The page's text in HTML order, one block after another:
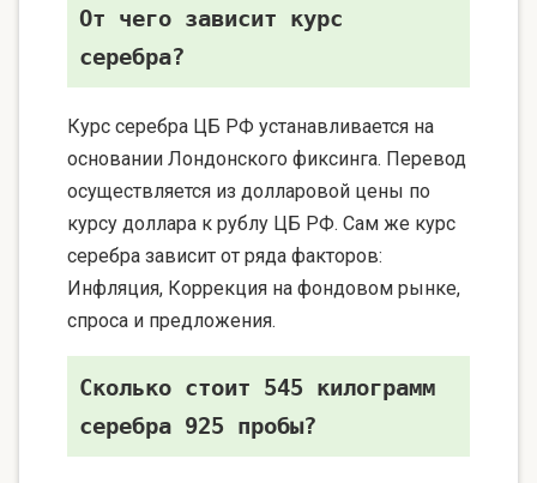
От чего зависит курс
серебра?
Курс серебра ЦБ РФ устанавливается на
основании Лондонского фиксинга. Перевод
осуществляется из долларовой цены по
курсу доллара к рублу ЦБ РФ. Сам же курс
серебра зависит от ряда факторов:
Инфляция, Коррекция на фондовом рынке,
спроса и предложения.
Сколько стоит 545 килограмм
серебра 925 пробы?